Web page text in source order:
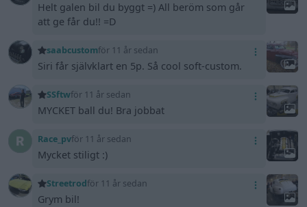
Helt galen bil du byggt =) All beröm som går
att ge får du!! =D
saabcustomför 11 år sedan
Siri får självklart en 5p. Så cool soft-custom.
SSftwför 11 år sedan
MYCKET ball du! Bra jobbat
Race_pvför 11 år sedan
Mycket stiligt :)
Streetrodför 11 år sedan
Grym bil!